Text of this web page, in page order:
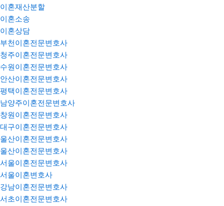
이혼재산분할
이혼소송
이혼상담
부천이혼전문변호사
청주이혼전문변호사
수원이혼전문변호사
안산이혼전문변호사
평택이혼전문변호사
남양주이혼전문변호사
창원이혼전문변호사
대구이혼전문변호사
울산이혼전문변호사
울산이혼전문변호사
서울이혼전문변호사
서울이혼변호사
강남이혼전문변호사
서초이혼전문변호사